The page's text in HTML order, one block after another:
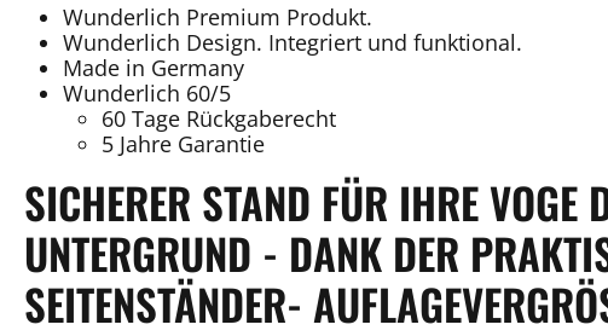
Wunderlich Premium Produkt.
Wunderlich Design. Integriert und funktional.
Made in Germany
Wunderlich 60/5
60 Tage Rückgaberecht
5 Jahre Garantie
SICHERER STAND FÜR IHRE VOGE
UNTERGRUND - DANK DER
SEITENSTÄNDER-